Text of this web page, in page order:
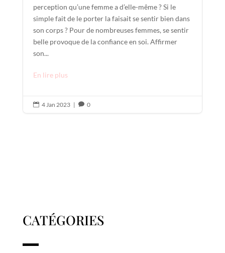
perception qu’une femme a d’elle-même ? Si le
simple fait de le porter la faisait se sentir bien dans
son corps ? Pour de nombreuses femmes, se sentir
belle provoque de la confiance en soi. Affirmer
son...
En lire plus
 4 Jan 2023 |  0
CATÉGORIES